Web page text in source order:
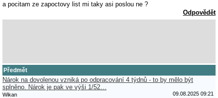
a pocitam ze zapoctovy list mi taky asi poslou ne ?
Odpovědět
Předmět
Nárok na dovolenou vzniká po odpracování 4 týdnů - to by mělo být
splněno. Nárok je pak ve výši 1/52…
Wikan 09.08.2025 09:21